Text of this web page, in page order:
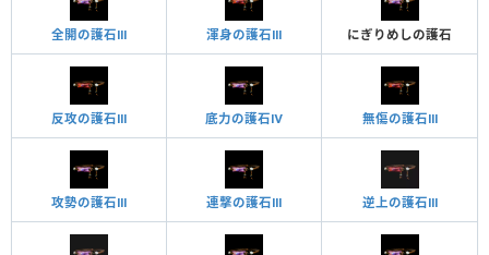
全開の護石Ⅲ 渾身の護石Ⅲ にぎりめしの護石
反攻の護石Ⅲ 底力の護石Ⅳ 無傷の護石Ⅲ
攻勢の護石Ⅲ 連撃の護石Ⅲ 逆上の護石Ⅲ